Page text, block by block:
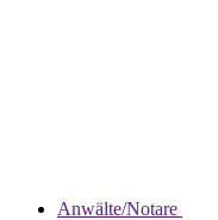
Anwälte/Notare